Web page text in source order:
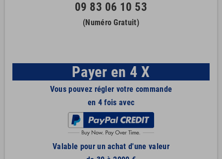
09 83 06 10 53
(Numéro Gratuit)
Payer en 4 X
Vous pouvez régler votre commande
en 4 fois avec
Valable pour un achat d'une valeur